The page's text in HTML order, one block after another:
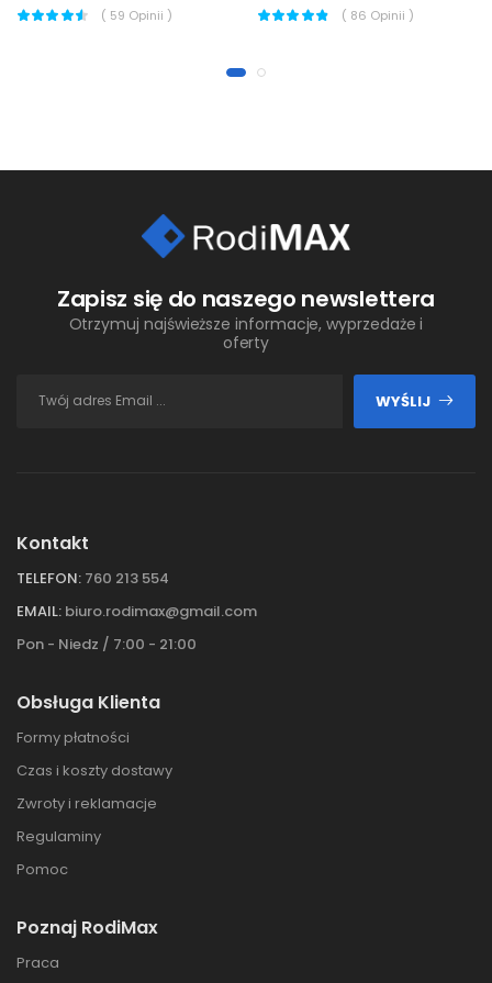
( 59 Opinii ) ( 86 Opinii )
Zapisz się do naszego newslettera
Otrzymuj najświeższe informacje, wyprzedaże i
oferty
WYŚLIJ
Kontakt
TELEFON: 760 213 554
EMAIL: biuro.rodimax@gmail.com
Pon - Niedz / 7:00 - 21:00
Obsługa Klienta
Formy płatności
Czas i koszty dostawy
Zwroty i reklamacje
Regulaminy
Pomoc
Poznaj RodiMax
Praca